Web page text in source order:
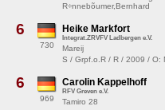
R÷nnebõumer,Bernhard
6
730
Heike Markfort
Integrat.ZRVFV Ladbergen e.V.
Mareij
S / Grpf.o.R / R / 2009 / O:
6
969
Carolin Kappelhoff
RFV Greven e.V.
Tamiro 28